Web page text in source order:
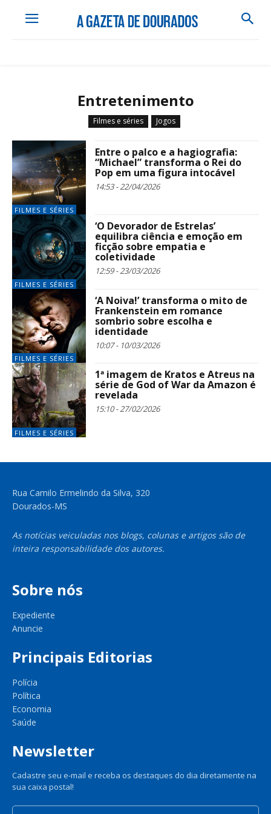
Entretenimento
Filmes e séries Jogos
FILMES E SÉRIES
Entre o palco e a hagiografia:
“Michael” transforma o Rei do
Pop em uma figura intocável
14:53 - 22/04/2026
FILMES E SÉRIES
‘O Devorador de Estrelas’
equilibra ciência e emoção em
ficção sobre empatia e
coletividade
12:59 - 23/03/2026
FILMES E SÉRIES
‘A Noiva!’ transforma o mito de
Frankenstein em romance
sombrio sobre escolha e
identidade
10:07 - 10/03/2026
FILMES E SÉRIES
1ª imagem de Kratos e Atreus na
série de God of War da Amazon é
revelada
15:10 - 27/02/2026
Rua Camilo Ermelindo da Silva, 320
Dourados-MS
As notícias veiculadas nos blogs, colunas e artigos são de
inteira responsabilidade dos autores.
Sobre nós
Expediente
Anuncie
Principais Editorias
Polícia
Política
Economia
Saúde
Newsletter
Cadastre seu e-mail e receba os destaques do dia diretamente na
sua caixa postal!